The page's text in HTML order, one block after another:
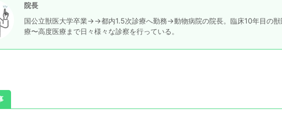
院長
国公立獣医大学卒業→→都内1.5次診療へ勤務→動物病院の院長。臨床10年目の獣
療〜高度医療まで日々様々な診察を行っている。